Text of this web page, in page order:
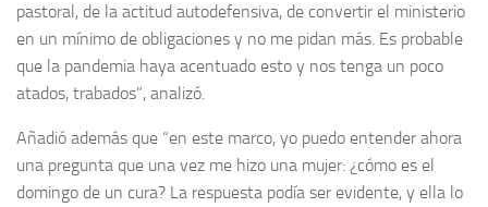
pastoral, de la actitud autodefensiva, de convertir el ministerio
en un mínimo de obligaciones y no me pidan más. Es probable
que la pandemia haya acentuado esto y nos tenga un poco
atados, trabados”, analizó.
Añadió además que “en este marco, yo puedo entender ahora
una pregunta que una vez me hizo una mujer: ¿cómo es el
domingo de un cura? La respuesta podía ser evidente, y ella lo